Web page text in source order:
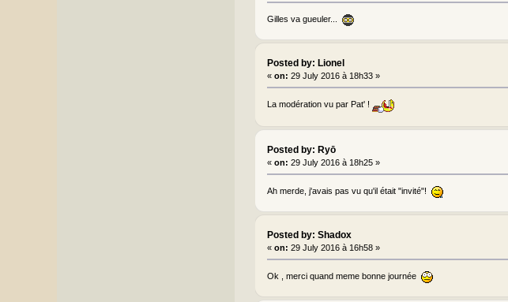
Gilles va gueuler...
Posted by: Lionel
« on: 29 July 2016 à 18h33 »
La modération vu par Pat' !
Posted by: Ryō
« on: 29 July 2016 à 18h25 »
Ah merde, j'avais pas vu qu'il était "invité"!
Posted by: Shadox
« on: 29 July 2016 à 16h58 »
Ok , merci quand meme bonne journée